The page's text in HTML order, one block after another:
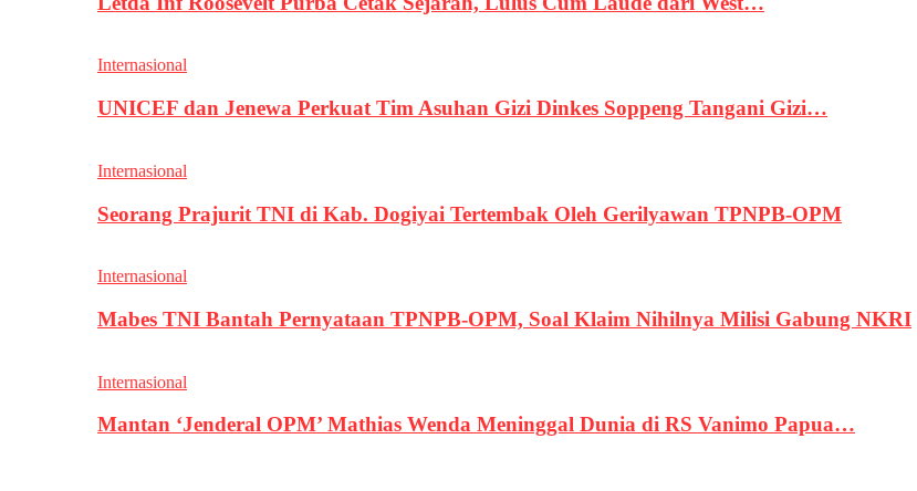
Internasional
UNICEF dan Jenewa Perkuat Tim Asuhan Gizi Dinkes Soppeng Tangani Gizi…
Internasional
Seorang Prajurit TNI di Kab. Dogiyai Tertembak Oleh Gerilyawan TPNPB-OPM
Internasional
Mabes TNI Bantah Pernyataan TPNPB-OPM, Soal Klaim Nihilnya Milisi Gabung NKRI
Internasional
Mantan ‘Jenderal OPM’ Mathias Wenda Meninggal Dunia di RS Vanimo Papua…